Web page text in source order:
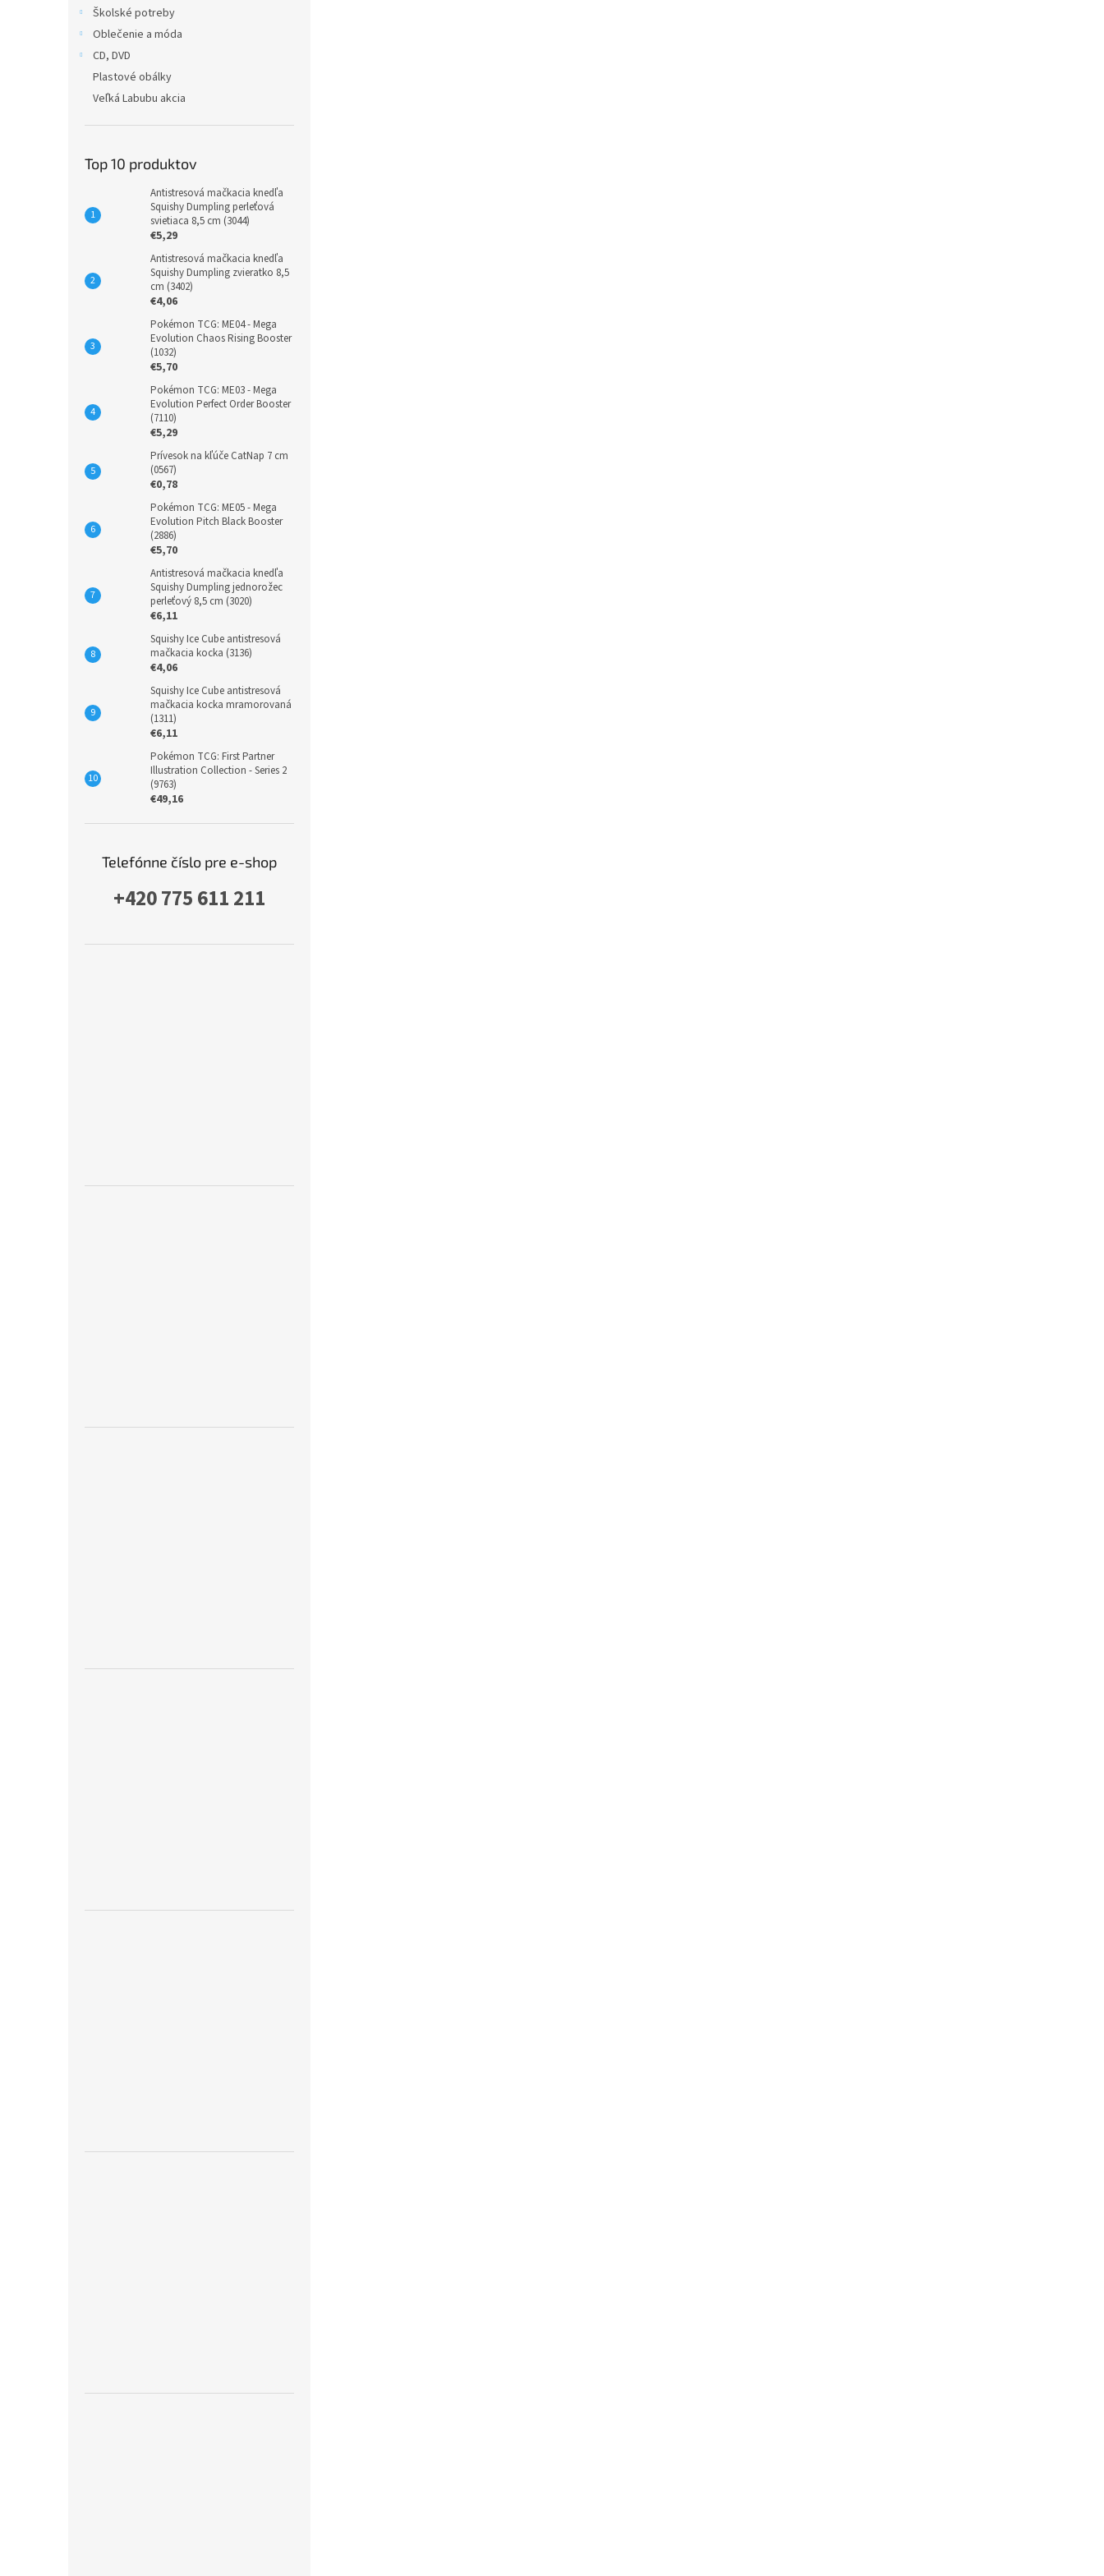
Školské potreby
Oblečenie a móda
CD, DVD
Plastové obálky
Veľká Labubu akcia
Top 10 produktov
Antistresová mačkacia knedľa
Squishy Dumpling perleťová
svietiaca 8,5 cm (3044)
€5,29
Antistresová mačkacia knedľa
Squishy Dumpling zvieratko 8,5
cm (3402)
€4,06
Pokémon TCG: ME04 - Mega
Evolution Chaos Rising Booster
(1032)
€5,70
Pokémon TCG: ME03 - Mega
Evolution Perfect Order Booster
(7110)
€5,29
Prívesok na kľúče CatNap 7 cm
(0567)
€0,78
Pokémon TCG: ME05 - Mega
Evolution Pitch Black Booster
(2886)
€5,70
Antistresová mačkacia knedľa
Squishy Dumpling jednorožec
perleťový 8,5 cm (3020)
€6,11
Squishy Ice Cube antistresová
mačkacia kocka (3136)
€4,06
Squishy Ice Cube antistresová
mačkacia kocka mramorovaná
(1311)
€6,11
Pokémon TCG: First Partner
Illustration Collection - Series 2
(9763)
€49,16
Telefónne číslo pre e-shop
+420 775 611 211